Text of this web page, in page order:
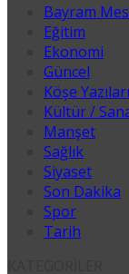
Bayram
Eğitim
Ekonomi
Güncel
Köşe Yazıları
Kültür /
Manşet
Sağlık
Siyaset
Son Dakika
Spor
Tarih